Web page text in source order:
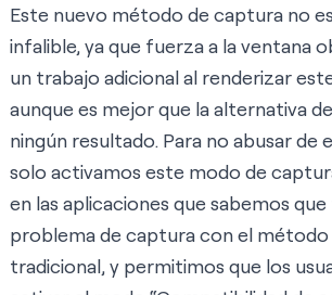
Este nuevo método de captura no
infalible, ya que fuerza a la ventana
un trabajo adicional al renderizar
aunque es mejor que la alternativa
ningún resultado. Para no abusar de
solo activamos este modo de
en las aplicaciones que sabemos
problema de captura con el
tradicional, y permitimos que los